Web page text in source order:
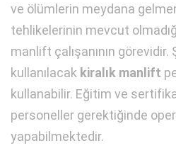
ve ölümlerin meydana
tehlikelerinin mevcut
manlift çalışanının
kullanılacak kiralık manlift
kullanabilir. Eğitim ve
personeller gerektiğinde
yapabilmektedir.